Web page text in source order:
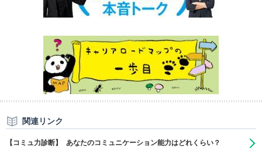
関連リンク
【コミュ力診断】 あなたのコミュニケーション能力はどれくらい？